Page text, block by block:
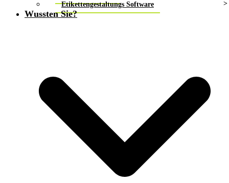
Etikettengestaltungs Software
Wussten Sie?